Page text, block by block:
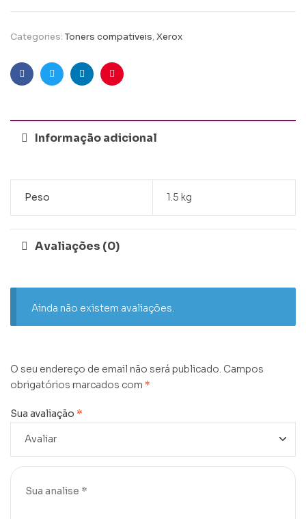
Categories: Toners compativeis,Xerox
FacebookTwitterLinkedinPinterest
Informação adicional
Peso 1.5 kg
Avaliações (0)
Ainda não existem avaliações.
O seu endereço de email não será publicado. Campos
obrigatórios marcados com *
Sua avaliação *